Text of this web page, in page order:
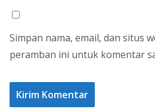
Simpan nama, email, dan situs
peramban ini untuk komentar